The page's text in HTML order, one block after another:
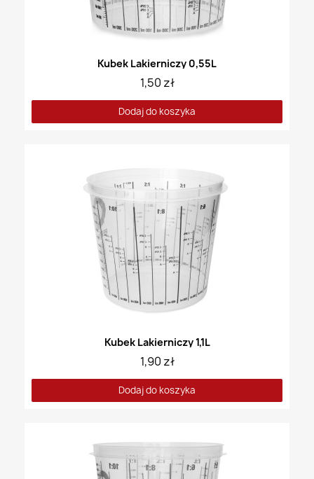
Kubek Lakierniczy 0,55L
1,50 zł
Dodaj do koszyka
Kubek Lakierniczy 1,1L
1,90 zł
Dodaj do koszyka